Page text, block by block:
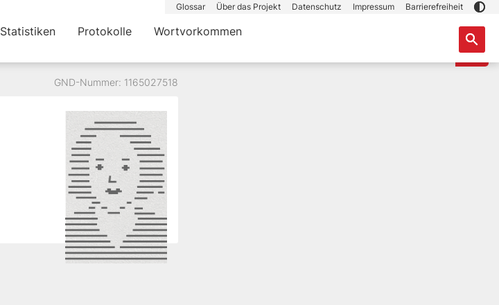
Glossar Über das Projekt Datenschutz Impressum Barrierefreiheit
Statistiken Protokolle Wortvorkommen
GND-Nummer: 1165027518